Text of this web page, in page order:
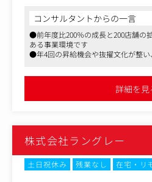
ョン、そして被写体の魅力や本
創出から撮影、投稿後の動画の
か、何に心を動かされるのかを
トマリッジを叶えるために必要
きます。ナレソメ予備校ならで
を与える動画制作」のノウハウ
活躍いただくことを期待してい
企画・撮影・編集
・動画広告の配信設定、および広
・配信結果（CTR/CVR）に基づ
善
コンサルタントからの一言
●前年度比200％の成長と200店舗の
ある事業環境です
●年4回の昇給機会や抜擢文化が整
と学びの制度が充実しています詳細を見
株式会社ラングレー
土日祝休み 残業なし
在宅・リ